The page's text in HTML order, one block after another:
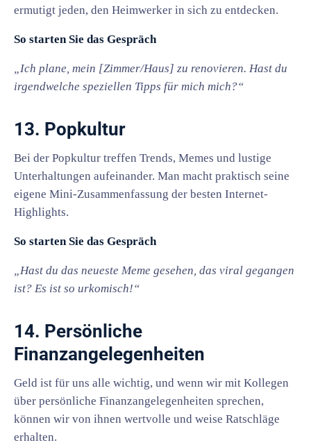
ermutigt jeden, den Heimwerker in sich zu entdecken.
So starten Sie das Gespräch
„Ich plane, mein [Zimmer/Haus] zu renovieren. Hast du
irgendwelche speziellen Tipps für mich mich?“
13. Popkultur
Bei der Popkultur treffen Trends, Memes und lustige
Unterhaltungen aufeinander. Man macht praktisch seine
eigene Mini-Zusammenfassung der besten Internet-
Highlights.
So starten Sie das Gespräch
„Hast du das neueste Meme gesehen, das viral gegangen
ist? Es ist so urkomisch!“
14. Persönliche
Finanzangelegenheiten
Geld ist für uns alle wichtig, und wenn wir mit Kollegen
über persönliche Finanzangelegenheiten sprechen,
können wir von ihnen wertvolle und weise Ratschläge
erhalten.